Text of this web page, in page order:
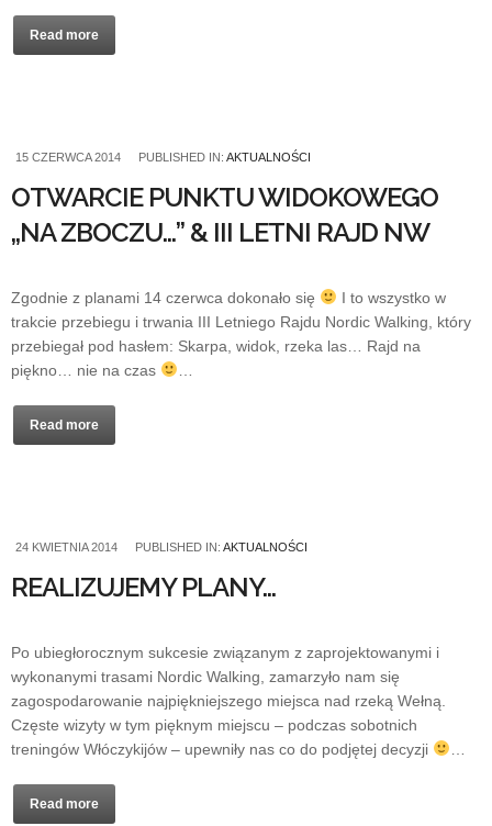
Read more
15 CZERWCA 2014 PUBLISHED IN: AKTUALNOŚCI
OTWARCIE PUNKTU WIDOKOWEGO
„NA ZBOCZU…” & III LETNI RAJD NW
Zgodnie z planami 14 czerwca dokonało się
I to wszystko w
trakcie przebiegu i trwania III Letniego Rajdu Nordic Walking, który
przebiegał pod hasłem: Skarpa, widok, rzeka las… Rajd na
piękno… nie na czas
Read more
24 KWIETNIA 2014 PUBLISHED IN: AKTUALNOŚCI
REALIZUJEMY PLANY…
Po ubiegłorocznym sukcesie związanym z zaprojektowanymi i
wykonanymi trasami Nordic Walking, zamarzyło nam się
zagospodarowanie najpiękniejszego miejsca nad rzeką Wełną.
Częste wizyty w tym pięknym miejscu – podczas sobotnich
treningów Włóczykijów – upewniły nas co do podjętej decyzji
Read more